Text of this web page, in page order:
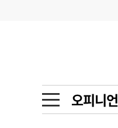
오피니언
인물